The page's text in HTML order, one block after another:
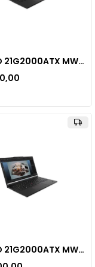
LENOVO 21G2000ATX MWS P14s V5 ULTRA-7 155H 16C 32GB 5600MHz SODIMM 1TB SSD NVIDIA RTX500 ADA 4GB W11 PRO 14.5in Taşınabilir Bilgisayar
LENOVO 21G2000ATX MWS P14s V5 ULTRA-7 155H 16C 128GB 5600MHz SODIMM 1TB SSD NVIDIA RTX500 ADA 4GB W11 PRO 14.5in Taşınabilir Bilgisayar